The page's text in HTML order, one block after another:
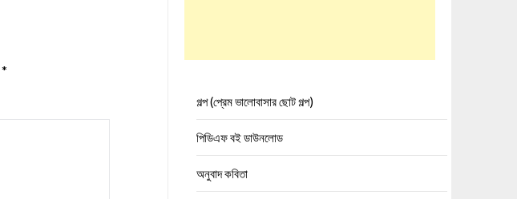
*
গল্প (প্রেম ভালোবাসার ছোট গল্প)
পিডিএফ বই ডাউনলোড
অনুবাদ কবিতা